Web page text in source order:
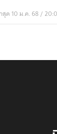
สุด 10 ม.ค. 68 /